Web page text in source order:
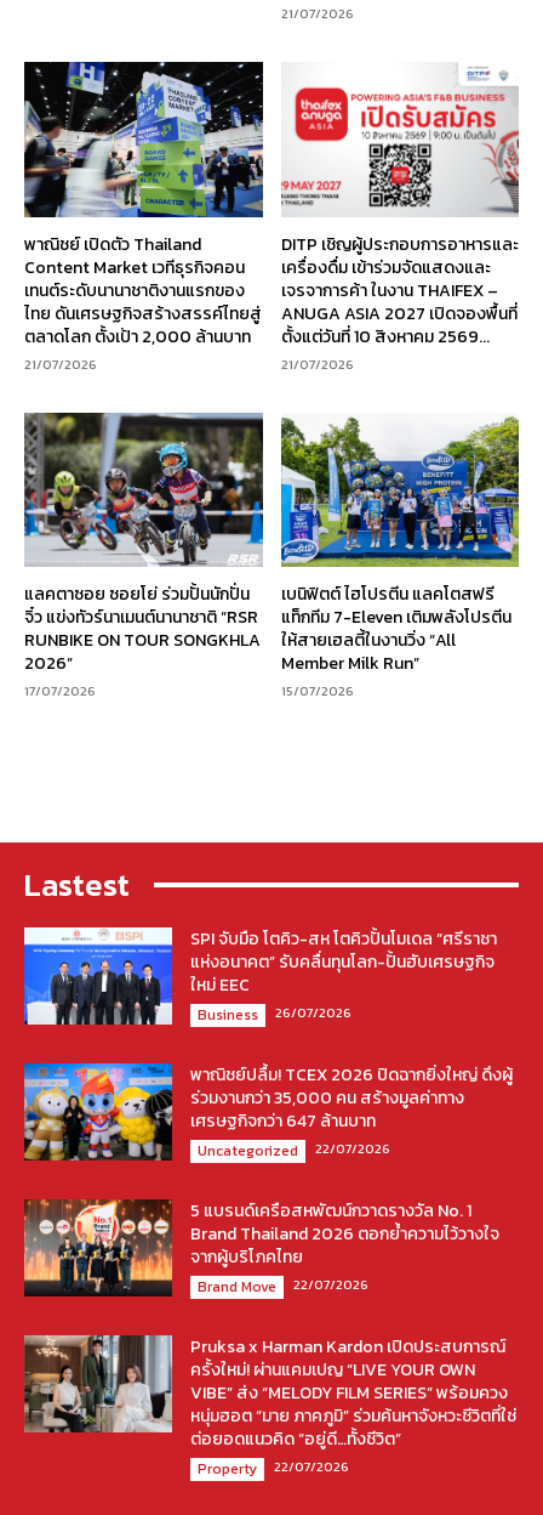
21/07/2026
พาณิชย์ เปิดตัว Thailand
Content Market เวทีธุรกิจคอน
เทนต์ระดับนานาชาติงานแรกของ
ไทย ดันเศรษฐกิจสร้างสรรค์ไทยสู่
ตลาดโลก ตั้งเป้า 2,000 ล้านบาท
21/07/2026
DITP เชิญผู้ประกอบการอาหารและ
เครื่องดื่ม เข้าร่วมจัดแสดงและ
เจรจาการค้า ในงาน THAIFEX –
ANUGA ASIA 2027 เปิดจองพื้นที่
ตั้งแต่วันที่ 10 สิงหาคม 2569...
21/07/2026
แลคตาซอย ซอยโย่ ร่วมปั้นนักปั่น
จิ๋ว แข่งทัวร์นาเมนต์นานาชาติ “RSR
RUNBIKE ON TOUR SONGKHLA
2026”
17/07/2026
เบนิฟิตต์ ไฮโปรตีน แลคโตสฟรี
แท็กทีม 7-Eleven เติมพลังโปรตีน
ให้สายเฮลตี้ในงานวิ่ง “All
Member Milk Run”
15/07/2026
Lastest
SPI จับมือ โตคิว-สห โตคิวปั้นโมเดล “ศรีราชา
แห่งอนาคต” รับคลื่นทุนโลก-ปั้นฮับเศรษฐกิจ
ใหม่ EEC
Business 26/07/2026
พาณิชย์ปลื้ม! TCEX 2026 ปิดฉากยิ่งใหญ่ ดึงผู้
ร่วมงานกว่า 35,000 คน สร้างมูลค่าทาง
เศรษฐกิจกว่า 647 ล้านบาท
Uncategorized 22/07/2026
5 แบรนด์เครือสหพัฒน์กวาดรางวัล No. 1
Brand Thailand 2026 ตอกย้ำความไว้วางใจ
จากผู้บริโภคไทย
Brand Move 22/07/2026
Pruksa x Harman Kardon เปิดประสบการณ์
ครั้งใหม่! ผ่านแคมเปญ “LIVE YOUR OWN
VIBE” ส่ง “MELODY FILM SERIES” พร้อมควง
หนุ่มฮอต “มาย ภาคภูมิ” ร่วมค้นหาจังหวะชีวิตที่ใช่
ต่อยอดแนวคิด “อยู่ดี…ทั้งชีวิต”
Property 22/07/2026